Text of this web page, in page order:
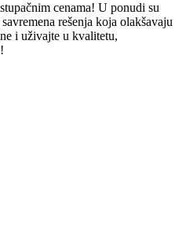
cenama! U ponudi su
rešenja koja olakšavaju
i uživajte u kvalitetu,